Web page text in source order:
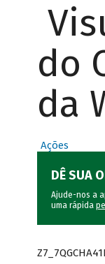
do
da
Ações
DÊ SUA
Ajude-nos a
uma rápida